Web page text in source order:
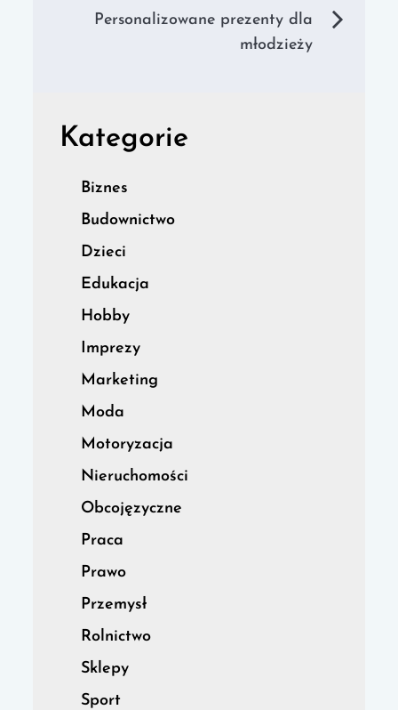
Personalizowane prezenty dla
młodzieży
Kategorie
Biznes
Budownictwo
Dzieci
Edukacja
Hobby
Imprezy
Marketing
Moda
Motoryzacja
Nieruchomości
Obcojęzyczne
Praca
Prawo
Przemysł
Rolnictwo
Sklepy
Sport